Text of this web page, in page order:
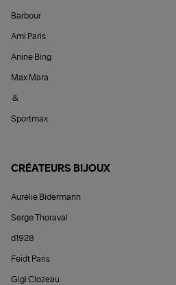
Barbour
Ami Paris
Anine Bing
Max Mara
&
Sportmax
CRÉATEURS BIJOUX
Aurélie Bidermann
Serge Thoraval
d1928
Feidt Paris
Gigi Clozeau